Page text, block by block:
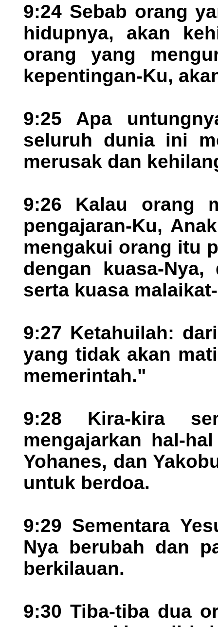
9:24 Sebab orang
hidupnya, akan
orang yang
kepentingan-Ku,
9:25 Apa
seluruh dunia ini
merusak dan
9:26 Kalau orang
pengajaran-Ku,
mengakui orang itu
dengan kuasa-
serta kuasa
9:27 Ketahuilah:
yang tidak akan
memerintah."
9:28 Kira-kira
mengajarkan hal-
Yohanes, dan
untuk berdoa.
9:29 Sementara
Nya berubah dan
berkilauan.
9:30 Tiba-tiba dua